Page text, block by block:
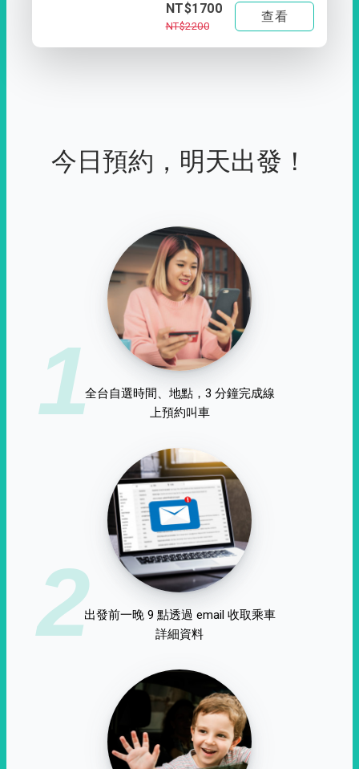
NT$1700
NT$2200
查看
今日預約，明天出發！
1全台自選時間、地點，3 分鐘完成線
上預約叫車
2出發前一晚 9 點透過 email 收取乘車
詳細資料